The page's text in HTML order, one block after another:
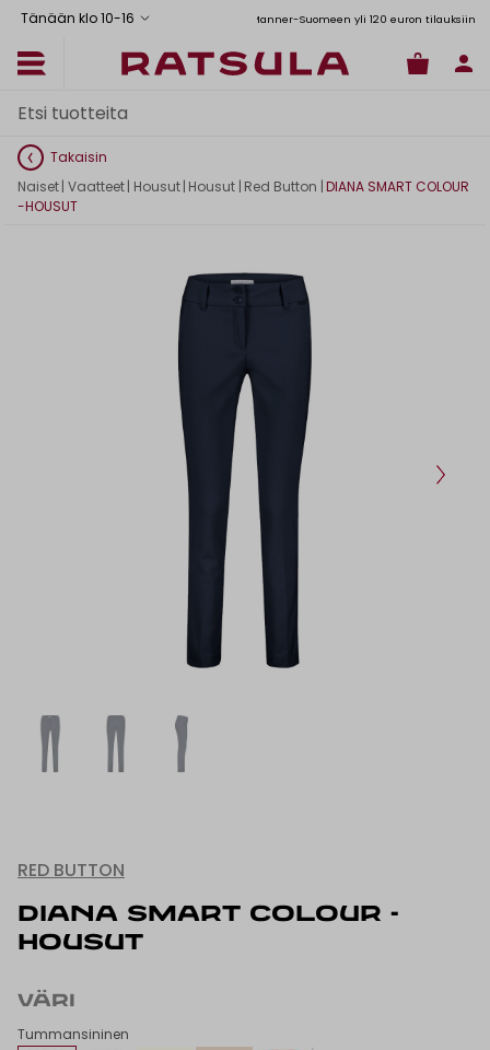
Tänään klo 10-16
Toimituskulut alk. 6,90€
Ilmainen toimitus Manner-Suomeen yli 120 euron tilauksiin
Takaisin
Naiset| Vaatteet| Housut | Housut | Red Button |DIANA SMART COLOUR
-HOUSUT
RED BUTTON
DIANA SMART COLOUR -
HOUSUT
VÄRI
Tummansininen